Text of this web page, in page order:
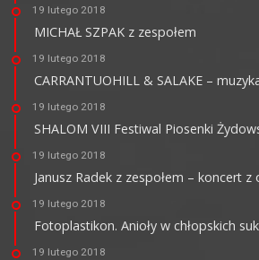
19 lutego 2018
MICHAŁ SZPAK z zespołem
19 lutego 2018
CARRANTUOHILL & SALAKE –
19 lutego 2018
SHALOM VIII Festiwal Piosenki
19 lutego 2018
Janusz Radek z zespołem – koncert
19 lutego 2018
Fotoplastikon. Anioły w chłopskich
19 lutego 2018